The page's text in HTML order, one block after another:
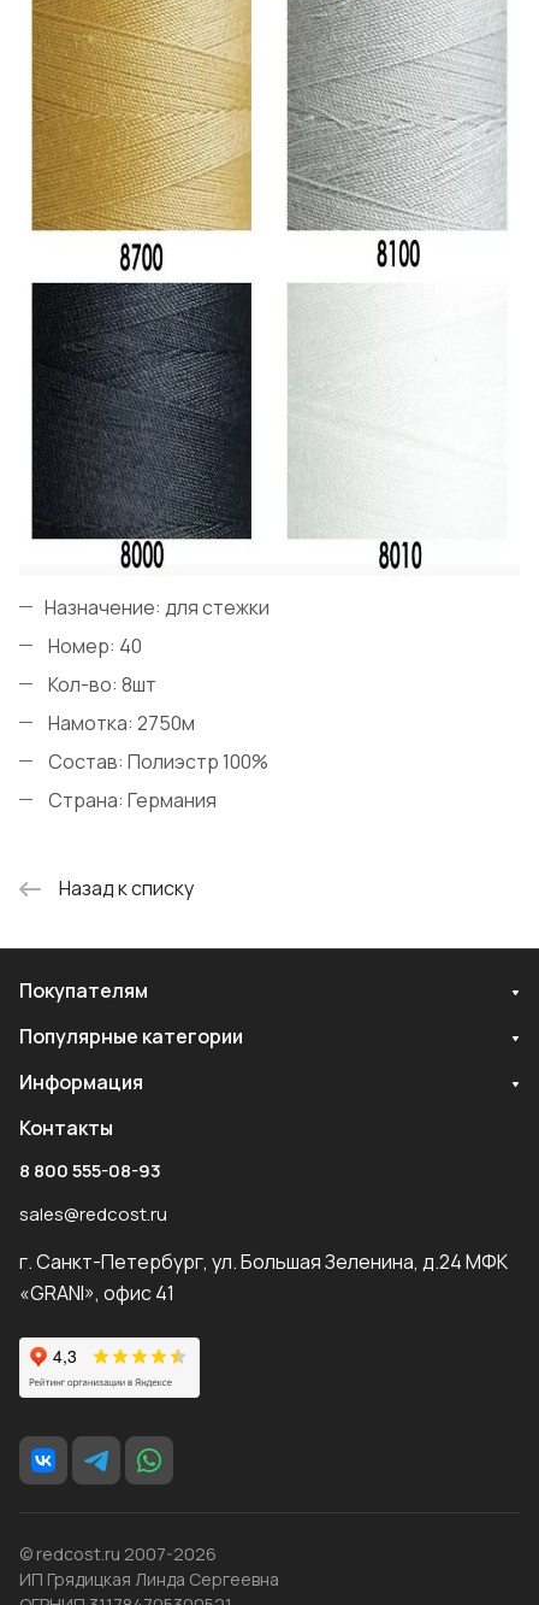
Назначение: для стежки
Номер: 40
Кол-во: 8шт
Намотка: 2750м
Состав: Полиэстр 100%
Страна: Германия
Назад к списку
Покупателям
Популярные категории
Информация
Контакты
8 800 555-08-93
sales@redcost.ru
г. Санкт-Петербург, ул. Большая Зеленина, д.24 МФК
«GRANI», офис 41
© redcost.ru 2007-2026
ИП Грядицкая Линда Сергеевна